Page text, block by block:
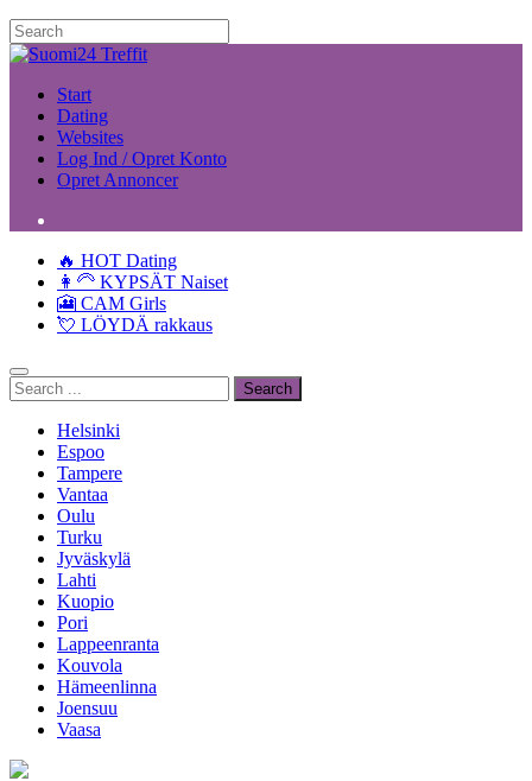
Start
Dating
Websites
Log Ind / Opret Konto
Opret Annoncer
🔥 HOT Dating
👩‍🦳 KYPSÄT Naiset
🎦 CAM Girls
💘 LÖYDÄ rakkaus
Helsinki
Espoo
Tampere
Vantaa
Oulu
Turku
Jyväskylä
Lahti
Kuopio
Pori
Lappeenranta
Kouvola
Hämeenlinna
Joensuu
Vaasa